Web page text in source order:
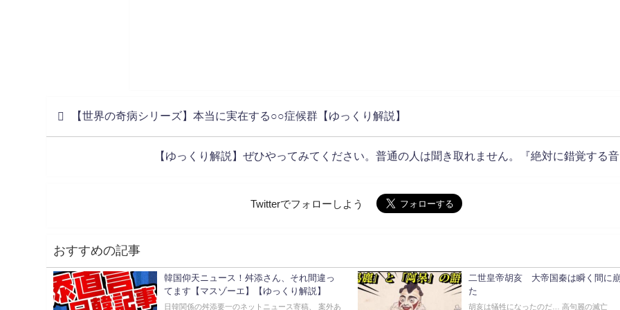
【世界の奇病シリーズ】本当に実在する○○症候群【ゆっくり解説】
【ゆっくり解説】ぜひやってみてください。普通の人は聞き取れません。『絶対に錯覚する音
Twitterでフォローしよう
おすすめの記事
韓国仰天ニュース！舛添さん、それ間違っ
てます【マスゾーエ】【ゆっくり解説】
日韓関係の舛添要一のネットニュース寄稿、 案外あ
二世皇帝胡亥 大帝国秦は瞬く間に
た
胡亥は犠牲になったのだ… 高句麗の滅亡